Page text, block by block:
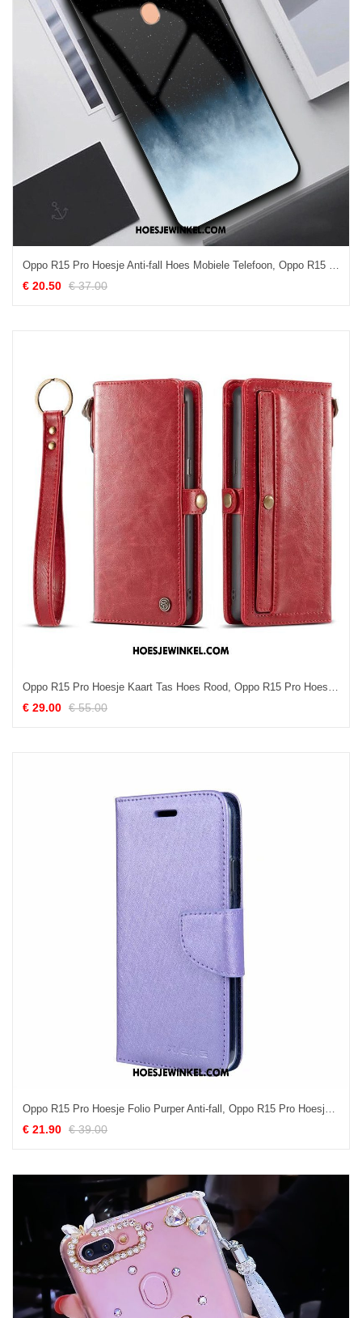
Oppo R15 Pro Hoesje Anti-fall Hoes Mobiele Telefoon, Oppo R15 Pro Hoesje Glas Bescherming
€ 20.50 € 37.00
Oppo R15 Pro Hoesje Kaart Tas Hoes Rood, Oppo R15 Pro Hoesje Ster Bescherming Braun
€ 29.00 € 55.00
Oppo R15 Pro Hoesje Folio Purper Anti-fall, Oppo R15 Pro Hoesje Maand Bescherming
€ 21.90 € 39.00